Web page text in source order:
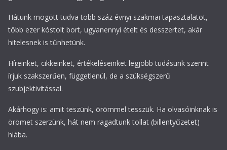
Hátunk mögött tudva több száz évnyi szakmai tapasztalatot,
több ezer kóstolt bort, ugyanennyi ételt és desszertet, akár
hitelesnek is tűnhetünk.
Híreinket, cikkeinket, értékeléseinket legjobb tudásunk szerint
írjuk szakszerűen, függetlenül, de a szükségszerű
szubjektivitással.
Akárhogy is: amit teszünk, örömmel tesszük. Ha olvasóinknak is
örömet szerzünk, hát nem ragadtunk tollat (billentyűzetet)
hiába.